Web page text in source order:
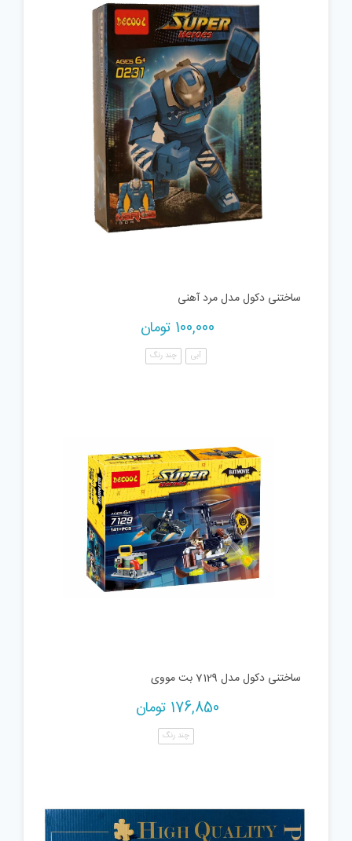
ساختنی دکول مدل مرد آهنی
100,000 تومان
آبی چند رنگ
ساختنی دکول مدل 7129 بت مووی
176,850 تومان
چند رنگ